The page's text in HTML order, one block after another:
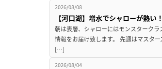
2026/08/08
【河口湖】増水でシャローが熱
朝は表層、シャローにはモンスターク
情報をお届け致します。 先週はマスタ
[…]
2026/08/04